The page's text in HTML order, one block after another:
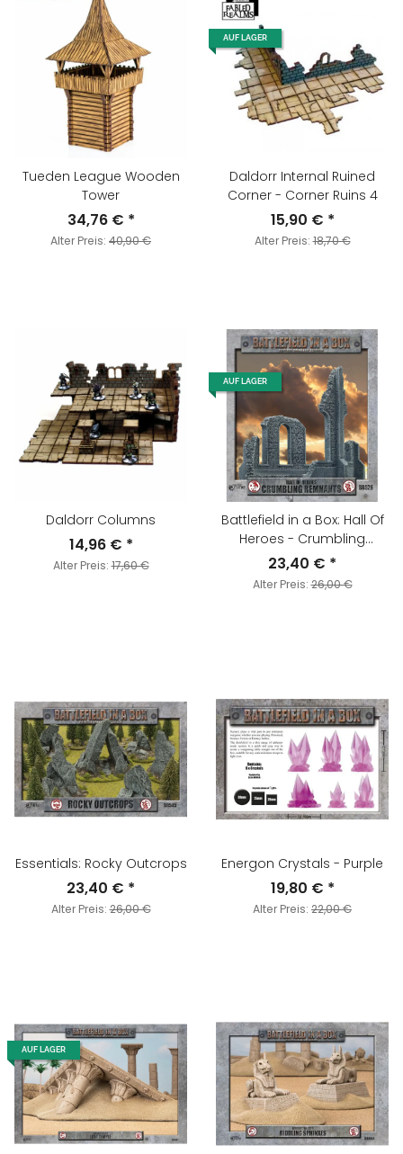
Tueden League Wooden
Tower
34,76 € *
Alter Preis: 40,90 €
AUF LAGER
Daldorr Internal Ruined
Corner - Corner Ruins 4
15,90 € *
Alter Preis:18,70 €
Daldorr Columns
14,96 € *
Alter Preis:17,60 €
AUF LAGER
Battlefield in a Box: Hall Of
Heroes - Crumbling
Remnants
23,40 € *
Alter Preis:26,00 €
Essentials: Rocky Outcrops
23,40 € *
Alter Preis:26,00 €
Energon Crystals - Purple
19,80 € *
Alter Preis: 22,00 €
AUF LAGER